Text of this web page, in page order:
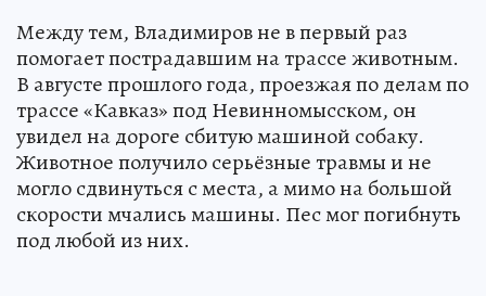
Между тем, Владимиров не в первый раз
помогает пострадавшим на трассе животным.
В августе прошлого года, проезжая по делам по
трассе «Кавказ» под Невинномысском, он
увидел на дороге сбитую машиной собаку.
Животное получило серьёзные травмы и не
могло сдвинуться с места, а мимо на большой
скорости мчались машины. Пес мог погибнуть
под любой из них.